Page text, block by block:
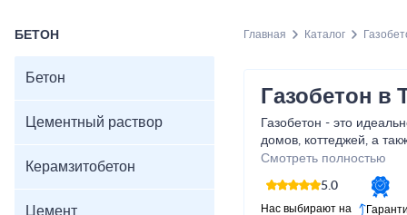
БЕТОН
Бетон
Цементный раствор
Керамзитобетон
Цемент
Главная Каталог
Газобетон в
Газобетон - это
домов, коттеджей, а
промышленных
получаете надежный и
будет служить вам
возможность создать
Смотреть полностью
5.0
Нас выбирают на